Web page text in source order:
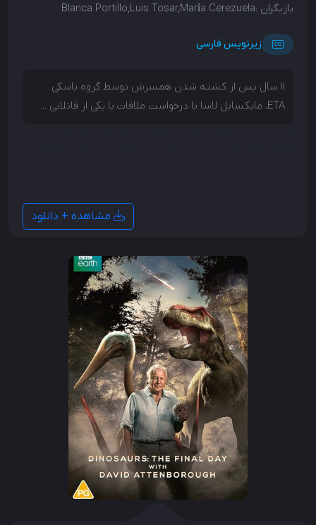
بازیگران :Blanca Portillo,Luis Tosar,María Cerezuela
زیرنویس فارسی
11 سال پس از کشته شدن همسرش توسط گروه باسکی
ETA، مایکسابل لاسا با درخواست ملاقات با یکی از قاتلانی ...
مشاهده + دانلود